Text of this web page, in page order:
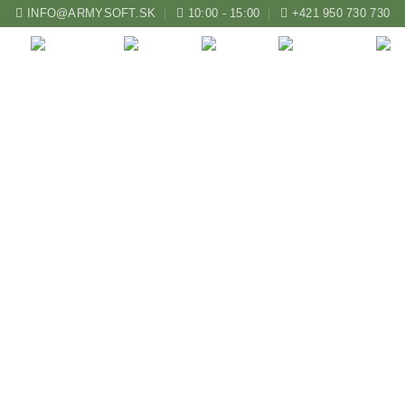
INFO@ARMYSOFT.SK 10:00 - 15:00 +421 950 730 730